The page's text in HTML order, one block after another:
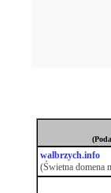
walbrzych.info
(Świetna domena